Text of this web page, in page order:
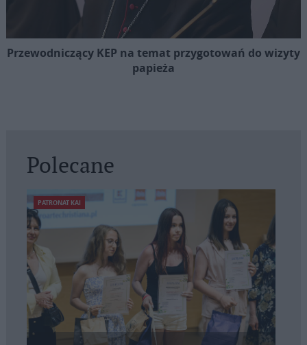
Przewodniczący KEP na temat przygotowań do wizyty
papieża
Polecane
PATRONAT KAI